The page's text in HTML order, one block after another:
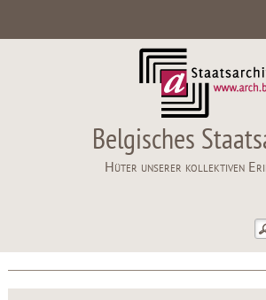
Belgisches
Hüter unserer kollektiven